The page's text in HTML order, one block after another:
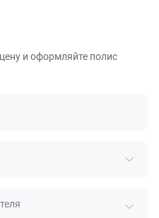
и оформляйте полис